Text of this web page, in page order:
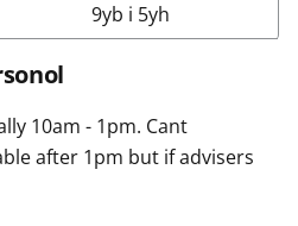
9yb i 5yh
10am - 1pm. Cant
after 1pm but if advisers